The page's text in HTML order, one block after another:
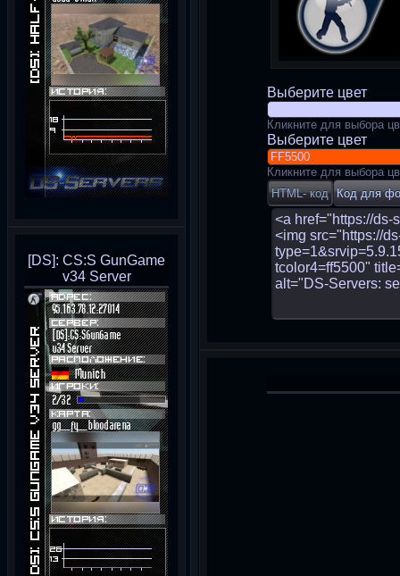
[DS]: CS:S GunGame
v34 Server
Выберите цвет
Кликните для выбора
Выберите цвет
Кликните для выбора